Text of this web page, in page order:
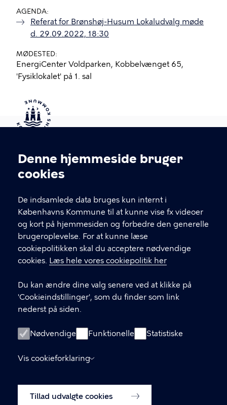
Cookieindstillinger
Denne hjemmeside bruger
cookies
De indsamlede data bruges kun internt i
Københavns Kommune til at kunne vise fx videoer
og kort på hjemmesiden og forbedre den generelle
brugeroplevelse. For at kunne læse
cookiepolitikken skal du acceptere nødvendige
cookies. Læs hele vores cookiepolitik her
Du kan ændre dine valg senere ved at klikke på
'Cookieindstillinger', som du finder som link
nederst på siden.
Nødvendige Funktionelle Statistiske
Vis cookieforklaring
Tillad udvalgte cookies
AGENDA
Referat for Brønshøj-Husum Lokaludvalg møde
d. 29.09.2022, 18:30
MØDESTED
EnergiCenter Voldparken, Kobbelvænget 65,
'Fysiklokalet' på 1. sal
Kontakt Københavns Kommune
T
fFind andre kontakter her
CVR-nummer64942212
GENVEJE
Digital Post
Databeskyttelse
Tilgængelighedserklæring
Om hjemmesiden
Cookiepolitik